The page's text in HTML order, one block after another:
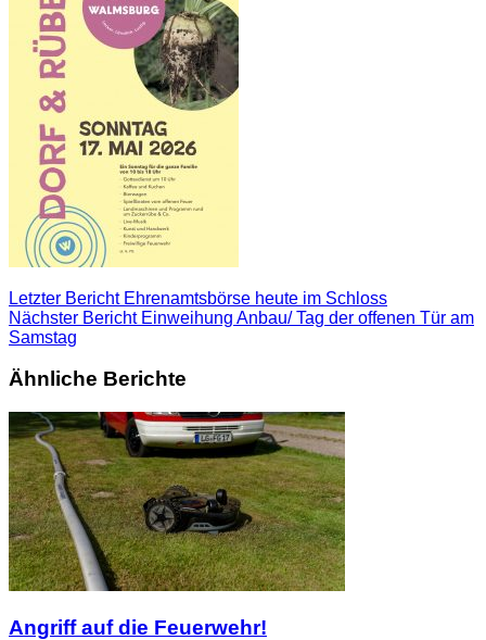
Letzter BerichtEhrenamtsbörse heute im Schloss
Nächster BerichtEinweihung Anbau/ Tag der offenen Tür am
Samstag
Ähnliche Berichte
Angriff auf die Feuerwehr!